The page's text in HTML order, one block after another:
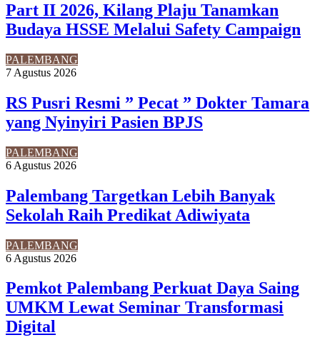
Part II 2026, Kilang Plaju Tanamkan
Budaya HSSE Melalui Safety Campaign
PALEMBANG
7 Agustus 2026
RS Pusri Resmi ” Pecat ” Dokter Tamara
yang Nyinyiri Pasien BPJS
PALEMBANG
6 Agustus 2026
Palembang Targetkan Lebih Banyak
Sekolah Raih Predikat Adiwiyata
PALEMBANG
6 Agustus 2026
Pemkot Palembang Perkuat Daya Saing
UMKM Lewat Seminar Transformasi
Digital